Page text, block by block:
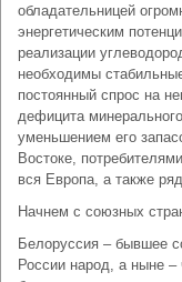
обладательницей
энергетическим
реализации
необходимы
постоянный спрос на
дефицита
уменьшением его
Востоке,
вся Европа, а также
Начнем с союзных
Белоруссия – бывшее
России народ, а ныне